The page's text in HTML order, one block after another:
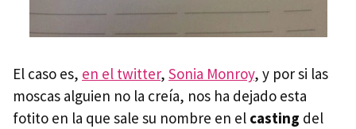
El caso es, en el twitter, Sonia Monroy, y por si las
moscas alguien no la creía, nos ha dejado esta
fotito en la que sale su nombre en el casting del